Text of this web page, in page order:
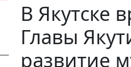
В Якутске
Главы
развитие